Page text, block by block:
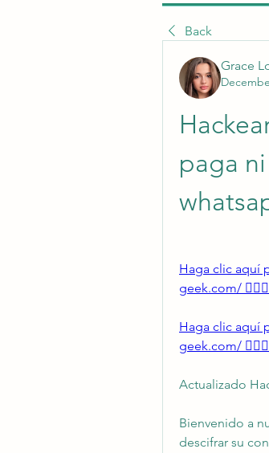
Back
Grace
paga
Haga clic aquí
geek.com/
Haga clic aquí
geek.com/
Actualizado
Bienvenido a
descifrar su